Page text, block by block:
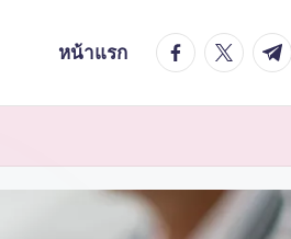
หน้าแรก facebook.com
t.me